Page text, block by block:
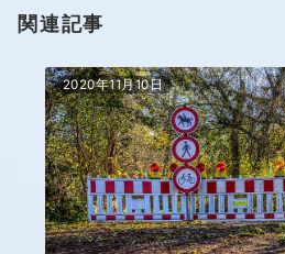
関連記事
2020年11月10日